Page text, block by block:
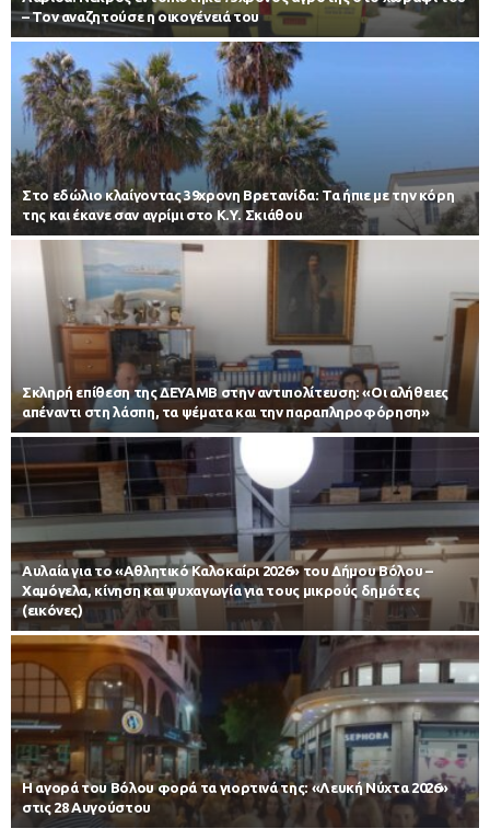
– Toν αναζητούσε η οικογένειά του
Στο εδώλιο κλαίγοντας 39χρονη Βρετανίδα: Τα ήπιε με την κόρη
της και έκανε σαν αγρίμι στο Κ.Υ. Σκιάθου
Σκληρή επίθεση της ΔΕΥΑΜΒ στην αντιπολίτευση: «Οι αλήθειες
απέναντι στη λάσπη, τα ψέματα και την παραπληροφόρηση»
Αυλαία για το «Αθλητικό Καλοκαίρι 2026» του Δήμου Βόλου –
Χαμόγελα, κίνηση και ψυχαγωγία για τους μικρούς δημότες
(εικόνες)
Η αγορά του Βόλου φορά τα γιορτινά της: «Λευκή Νύχτα 2026»
στις 28 Αυγούστου